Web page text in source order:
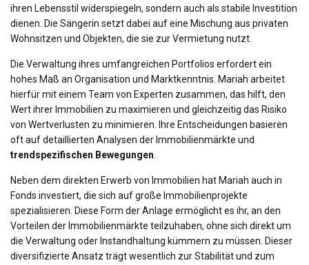
ihren Lebensstil widerspiegeln, sondern auch als stabile Investition
dienen. Die Sängerin setzt dabei auf eine Mischung aus privaten
Wohnsitzen und Objekten, die sie zur Vermietung nutzt.
Die Verwaltung ihres umfangreichen Portfolios erfordert ein
hohes Maß an Organisation und Marktkenntnis. Mariah arbeitet
hierfür mit einem Team von Experten zusammen, das hilft, den
Wert ihrer Immobilien zu maximieren und gleichzeitig das Risiko
von Wertverlusten zu minimieren. Ihre Entscheidungen basieren
oft auf detaillierten Analysen der Immobilienmärkte und
trendspezifischen Bewegungen
Neben dem direkten Erwerb von Immobilien hat Mariah auch in
Fonds investiert, die sich auf große Immobilienprojekte
spezialisieren. Diese Form der Anlage ermöglicht es ihr, an den
Vorteilen der Immobilienmärkte teilzuhaben, ohne sich direkt um
die Verwaltung oder Instandhaltung kümmern zu müssen. Dieser
diversifizierte Ansatz trägt wesentlich zur Stabilität und zum